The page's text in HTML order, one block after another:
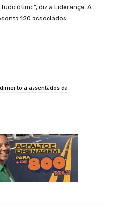
ótimo”, diz a Liderança. A
120 associados.
a assentados da